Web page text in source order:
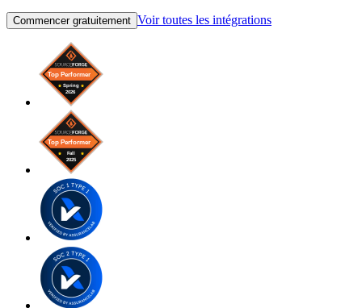
Commencer gratuitement Voir toutes les intégrations